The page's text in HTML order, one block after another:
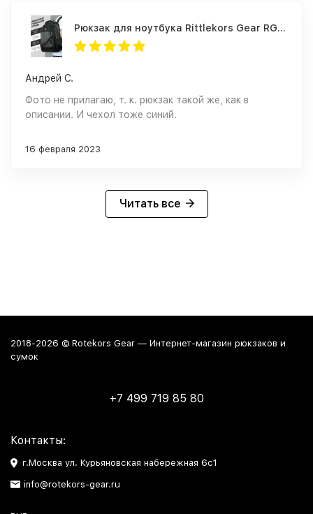
Рюкзак для ноутбука Rittlekors Gear RG1418 серый
Андрей С.
Фото не прилагаю, т. к. рюкзак такой же, как в
описании. И чехол тоже синий.
16 февраля 2023
Читать все
2018-2026 © Rotekors Gear — Интернет-магазин рюкзаков и
сумок
+7 499 719 85 80
Контакты:
г.Москва ул. Курьяновская набережная 6с1
info@rotekors-gear.ru